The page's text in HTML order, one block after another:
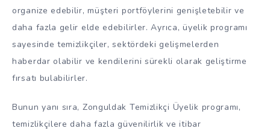
organize edebilir, müşteri portföylerini genişletebilir ve
daha fazla gelir elde edebilirler. Ayrıca, üyelik programı
sayesinde temizlikçiler, sektördeki gelişmelerden
haberdar olabilir ve kendilerini sürekli olarak geliştirme
fırsatı bulabilirler.
Bunun yanı sıra, Zonguldak Temizlikçi Üyelik programı,
temizlikçilere daha fazla güvenilirlik ve itibar